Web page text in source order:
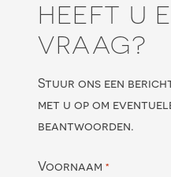
HEEFT U
VRAAG?
Stuur ons een
met u op om
beantwoorden.
Voornaam *